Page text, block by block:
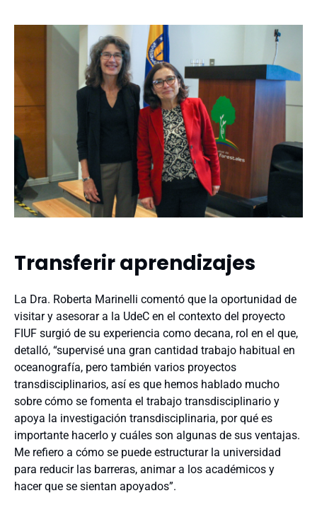
Transferir aprendizajes
La Dra. Roberta Marinelli comentó que la oportunidad de
visitar y asesorar a la UdeC en el contexto del proyecto
FIUF surgió de su experiencia como decana, rol en el que,
detalló, “supervisé una gran cantidad trabajo habitual en
oceanografía, pero también varios proyectos
transdisciplinarios, así es que hemos hablado mucho
sobre cómo se fomenta el trabajo transdisciplinario y
apoya la investigación transdisciplinaria, por qué es
importante hacerlo y cuáles son algunas de sus ventajas.
Me refiero a cómo se puede estructurar la universidad
para reducir las barreras, animar a los académicos y
hacer que se sientan apoyados”.